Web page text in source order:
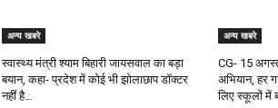
अन्य खबरे
स्वास्थ्य मंत्री श्याम बिहारी जायसवाल का बड़ा
बयान, कहा- प्रदेश में कोई भी झोलाछाप डॉक्टर
नहीं है…
अन्य खबरे
CG- 15
अभियान, हर
लिए स्कूलों में